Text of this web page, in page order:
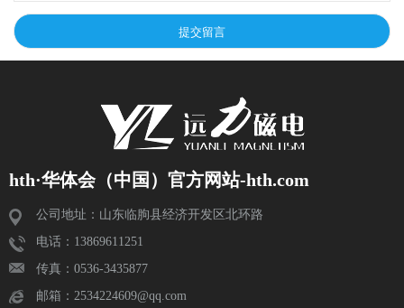
hth·华体会（中国）官方网站-hth.com
公司地址：山东临朐县经济开发区北环路
电话：13869611251
传真：0536-3435877
邮箱：2534224609@qq.com